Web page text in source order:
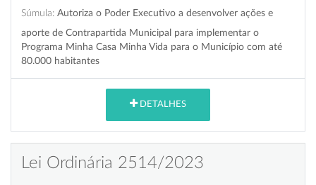
Súmula: Autoriza o Poder Executivo a desenvolver ações e
aporte de Contrapartida Municipal para implementar o
Programa Minha Casa Minha Vida para o Município com até
80.000 habitantes
DETALHES
Lei Ordinária 2514/2023